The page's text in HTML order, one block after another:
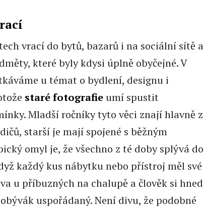
vrací do bytů, bazarů i na sociální sítě a
které byly kdysi úplně obyčejné. V
u témat o bydlení, designu i
staré fotografieumí spustit
Mladší ročníky tyto věci znají hlavně z
starší je mají spojené s běžným
omyl je, že všechno z té doby splývá do
každý kus nábytku nebo přístroj měl své
u příbuzných na chalupě a člověk si hned
uspořádaný. Není divu, že podobné